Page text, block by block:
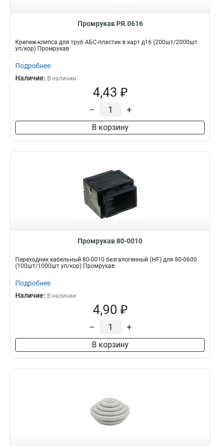
Промрукав PR.0616
Крепеж-клипса для труб АБС-пластик в карт д16 (200шт/2000шт
уп/кор) Промрукав
Подробнее
Наличие: В наличии
4,43 ₽
– +
В корзину
Промрукав 80-0010
Переходник кабельный 80-0010 безгалогенный (HF) для 80-0600
(100шт/1000шт уп/кор) Промрукав
Подробнее
Наличие: В наличии
4,90 ₽
– +
В корзину